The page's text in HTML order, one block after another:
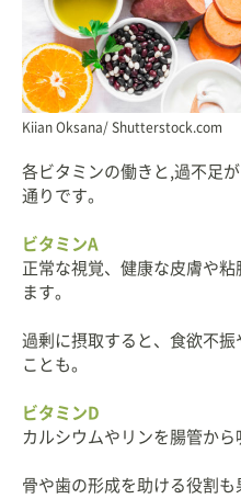
Kiian Oksana/ Shutterstock.com
各ビタミンの働きと,過不足
通りです。
ビタミンA
正常な視覚、健康な皮膚や
ます。
過剰に摂取すると、食欲不
ことも。
ビタミンD
カルシウムやリンを腸管から
骨や歯の形成を助ける役割も